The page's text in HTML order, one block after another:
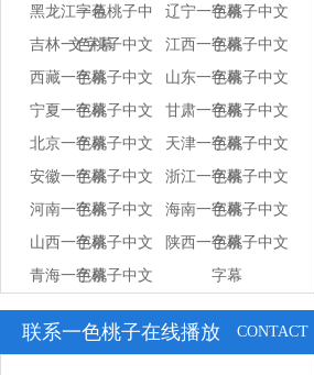
字幕
字幕
黑龙江一色桃子中
文字幕
辽宁一色桃子中文
字幕
吉林一色桃子中文
字幕
江西一色桃子中文
字幕
西藏一色桃子中文
字幕
山东一色桃子中文
字幕
宁夏一色桃子中文
字幕
甘肃一色桃子中文
字幕
北京一色桃子中文
字幕
天津一色桃子中文
字幕
安徽一色桃子中文
字幕
浙江一色桃子中文
字幕
河南一色桃子中文
字幕
海南一色桃子中文
字幕
山西一色桃子中文
字幕
陕西一色桃子中文
字幕
青海一色桃子中文
字幕
联系一色桃子在线播放 CONTACT